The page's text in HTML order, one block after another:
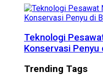
Teknologi
Konservasi Penyu
Trending Tags